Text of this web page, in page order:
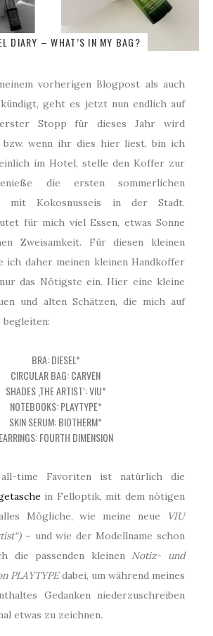
DIARY – WHAT’S IN MY BAG?
vorherigen Blogpost als auch
geht es jetzt nun endlich auf
erster Stopp für dieses Jahr wird
bzw. wenn ihr dies hier liest, bin ich
im Hotel, stelle den Koffer zur
die ersten sommerlichen
mit Kokosnusseis in der Stadt.
für mich viel Essen, etwas Sonne
Zweisamkeit. Für diesen kleinen
ich daher meinen kleinen Handkoffer
das Nötigste ein. Hier eine kleine
und alten Schätzen, die mich auf
BRA: DIESEL*
CIRCULAR BAG: CARVEN
SHADES ‚THE ARTIST‘: VIU*
NOTEBOOKS: PLAYTYPE*
SKIN SERUM: BIOTHERM*
EARRINGS: FOURTH DIMENSION
time Favoriten ist natürlich die
in Felloptik, mit dem nötigen
Mögliche, wie meine neue
VIU
– und wie der Modellname schon
die passenden kleinen Notiz- und
PLAYTYPEdabei, um während meines
Gedanken niederzuschreiben
etwas zu zeichnen.